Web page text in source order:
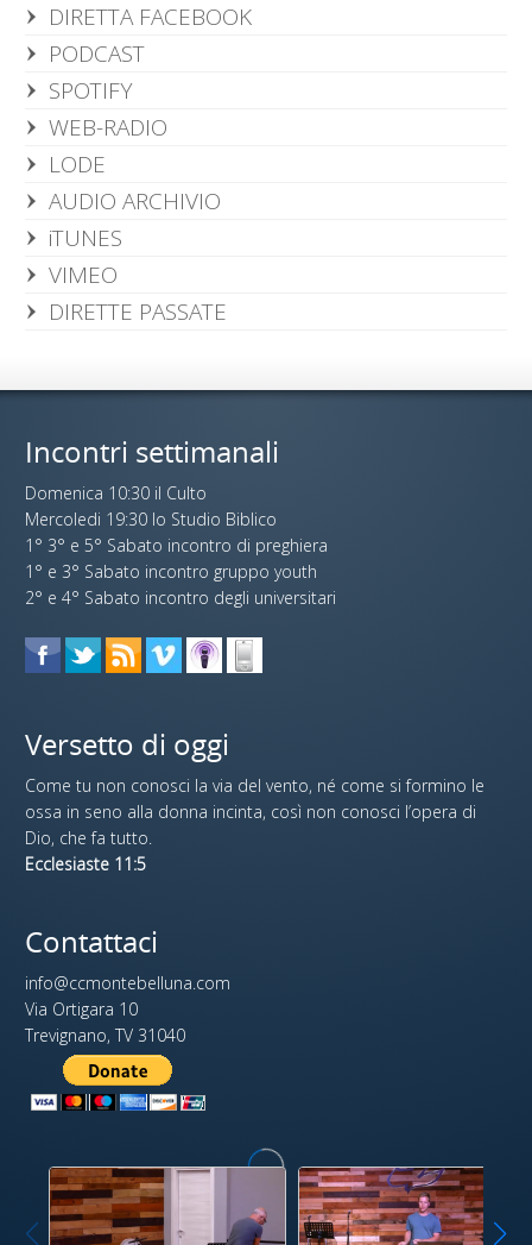
DIRETTA FACEBOOK
PODCAST
SPOTIFY
WEB-RADIO
LODE
AUDIO ARCHIVIO
iTUNES
VIMEO
DIRETTE PASSATE
Incontri settimanali
Domenica 10:30 il Culto
Mercoledi 19:30 lo Studio Biblico
1° 3° e 5° Sabato incontro di preghiera
1° e 3° Sabato incontro gruppo youth
2° e 4° Sabato incontro degli universitari
Versetto di oggi
Come tu non conosci la via del vento, né come si formino le
ossa in seno alla donna incinta, così non conosci l’opera di
Dio, che fa tutto.
Ecclesiaste 11:5
Contattaci
info@ccmontebelluna.com
Via Ortigara 10
Trevignano, TV 31040